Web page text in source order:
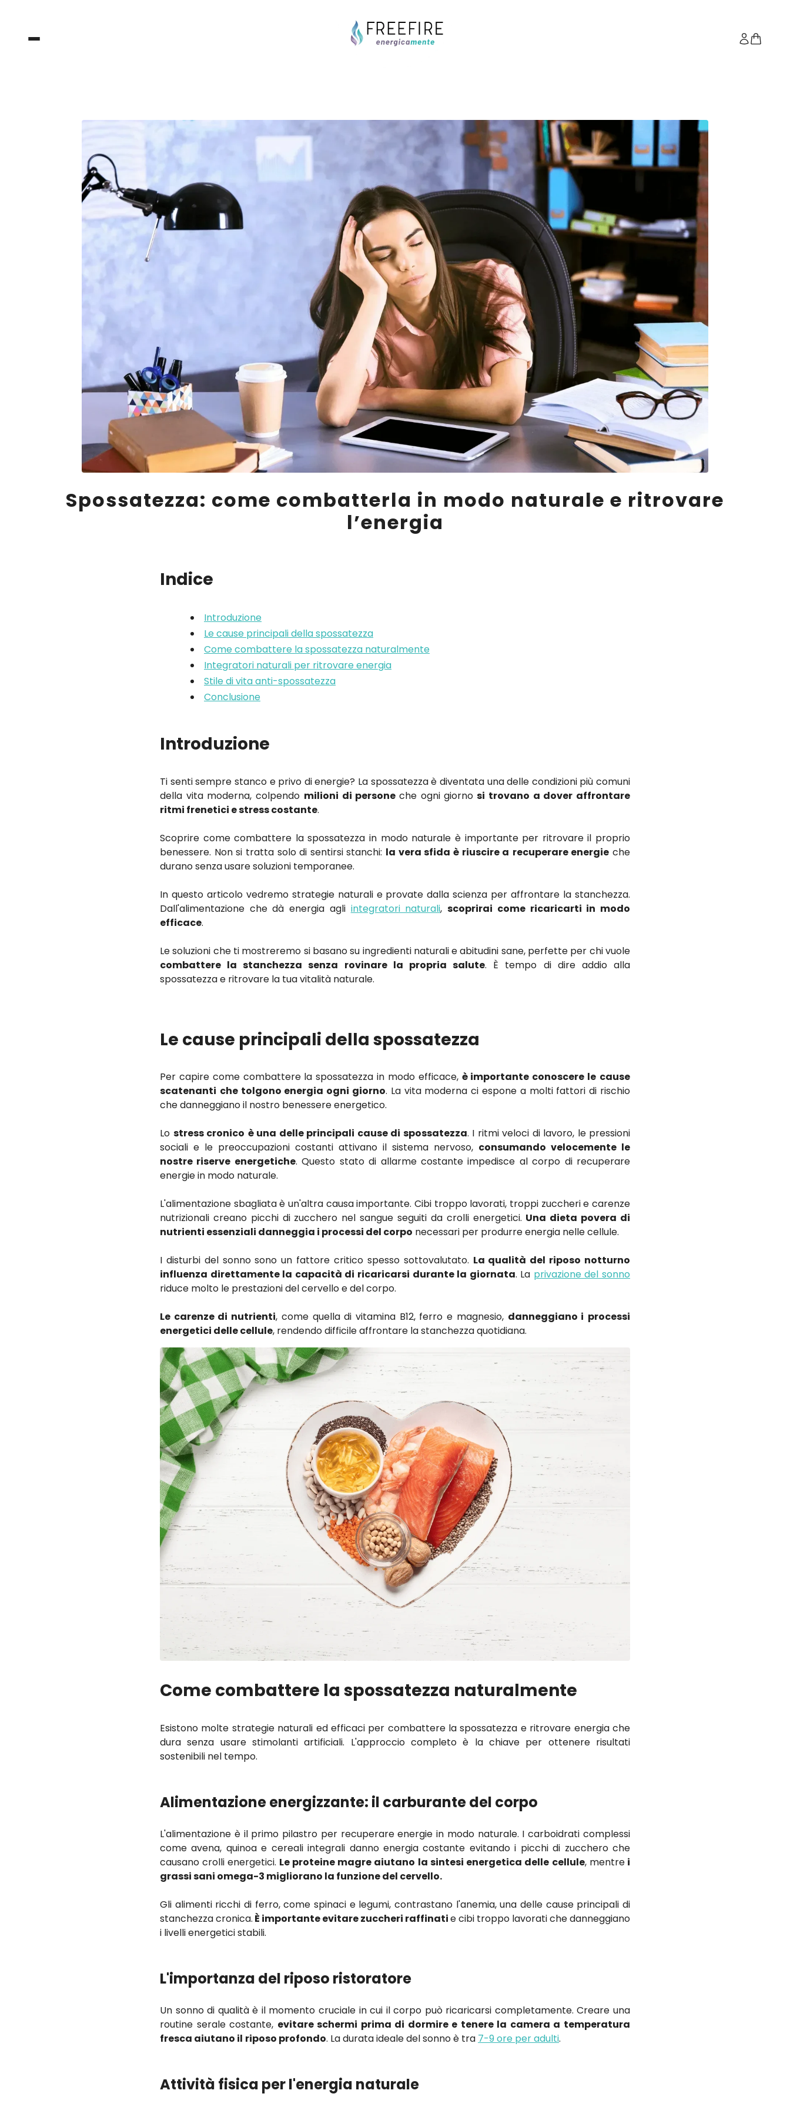
Spossatezza: come combatterla in modo naturale e ritrovare
l’energia
Indice
Introduzione
Le cause principali della spossatezza
Come combattere la spossatezza naturalmente
Integratori naturali per ritrovare energia
Stile di vita anti-spossatezza
Conclusione
Introduzione
Ti senti sempre stanco e privo di energie? La spossatezza è diventata una delle condizioni più comuni
della vita moderna, colpendo milioni di personeche ogni giorno si trovano a dover affrontare
ritmi frenetici e stress costante.
Scoprire come combattere la spossatezza in modo naturale è importante per ritrovare il proprio
benessere. Non si tratta solo di sentirsi stanchi: la vera sfida è riuscire a recuperare energie che
durano senza usare soluzioni temporanee.
In questo articolo vedremo strategie naturali e provate dalla scienza per affrontare la stanchezza.
Dall'alimentazione che dà energia agli integratori naturali,scoprirai come ricaricarti in modo
efficace.
Le soluzioni che ti mostreremo si basano su ingredienti naturali e abitudini sane, perfette per chi vuole
combattere la stanchezza senza rovinare la propria salute. È tempo di dire addio alla
spossatezza e ritrovare la tua vitalità naturale.
Le cause principali della spossatezza
Per capire come combattere la spossatezza in modo efficace, è importante conoscere le cause
scatenanti che tolgono energia ogni giorno. La vita moderna ci espone a molti fattori di rischio
che danneggiano il nostro benessere energetico.
Lo stress cronico è una delle principali cause di spossatezza. I ritmi veloci di lavoro, le pressioni
sociali e le preoccupazioni costanti attivano il sistema nervoso, consumando velocemente le
nostre riserve energetiche. Questo stato di allarme costante impedisce al corpo di recuperare
energie in modo naturale.
L'alimentazione sbagliata è un'altra causa importante. Cibi troppo lavorati, troppi zuccheri e carenze
nutrizionali creano picchi di zucchero nel sangue seguiti da crolli energetici. Una dieta povera di
nutrienti essenziali danneggia i processi del corpo necessari per produrre energia nelle cellule.
I disturbi del sonno sono un fattore critico spesso sottovalutato. La qualità del riposo notturno
influenza direttamente la capacità di ricaricarsi durante la giornata. La privazione del sonno
riduce molto le prestazioni del cervello e del corpo.
Le carenze di nutrienti, come quella di vitamina B12, ferro e magnesio, danneggiano i processi
energetici delle cellule, rendendo difficile affrontare la stanchezza quotidiana.
Come combattere la spossatezza naturalmente
Esistono molte strategie naturali ed efficaci per combattere la spossatezza e ritrovare energia che
dura senza usare stimolanti artificiali. L'approccio completo è la chiave per ottenere risultati
sostenibili nel tempo.
Alimentazione energizzante: il carburante del corpo
L'alimentazione è il primo pilastro per recuperare energie in modo naturale. I carboidrati complessi
come avena, quinoa e cereali integrali danno energia costante evitando i picchi di zucchero che
causano crolli energetici. Le proteine magre aiutano la sintesi energetica delle cellule, mentrei
grassi sani omega-3 migliorano la funzione del cervello.
Gli alimenti ricchi di ferro, come spinaci e legumi, contrastano l'anemia, una delle cause principali di
stanchezza cronica. È importante evitare zuccheri raffinatie cibi troppo lavorati che danneggiano
i livelli energetici stabili.
L'importanza del riposo ristoratore
Un sonno di qualità è il momento cruciale in cui il corpo può ricaricarsi completamente. Creare una
routine serale costante, evitare schermi prima di dormire e tenere la camera a temperatura
fresca aiutano il riposo profondo. La durata ideale del sonno è tra 7-9 ore per adulti.
Attività fisica per l'energia naturale